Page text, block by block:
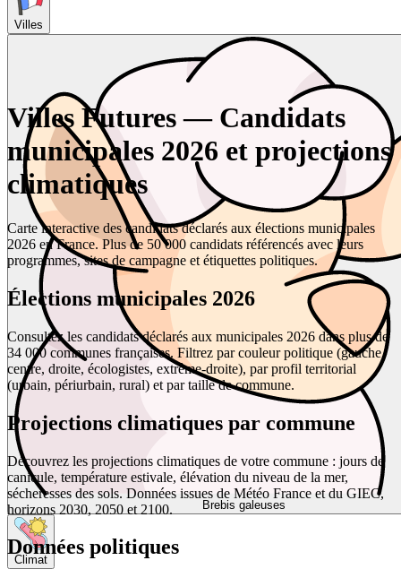
Villes
Brebis galeuses
Climat
Villes Futures — Candidats
municipales 2026 et projections
climatiques
Carte interactive des candidats déclarés aux élections municipales
2026 en France. Plus de 50 000 candidats référencés avec leurs
programmes, sites de campagne et étiquettes politiques.
Élections municipales 2026
Consultez les candidats déclarés aux municipales 2026 dans plus de
34 000 communes françaises. Filtrez par couleur politique (gauche,
centre, droite, écologistes, extrême-droite), par profil territorial
(urbain, périurbain, rural) et par taille de commune.
Projections climatiques par commune
Découvrez les projections climatiques de votre commune : jours de
canicule, température estivale, élévation du niveau de la mer,
sécheresses des sols. Données issues de Météo France et du GIEC,
horizons 2030, 2050 et 2100.
Données politiques